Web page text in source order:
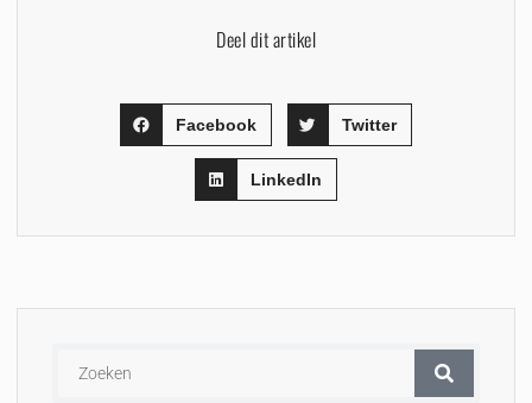
Deel dit artikel
Facebook Twitter
LinkedIn